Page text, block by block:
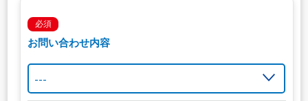
必須
お問い合わせ内容